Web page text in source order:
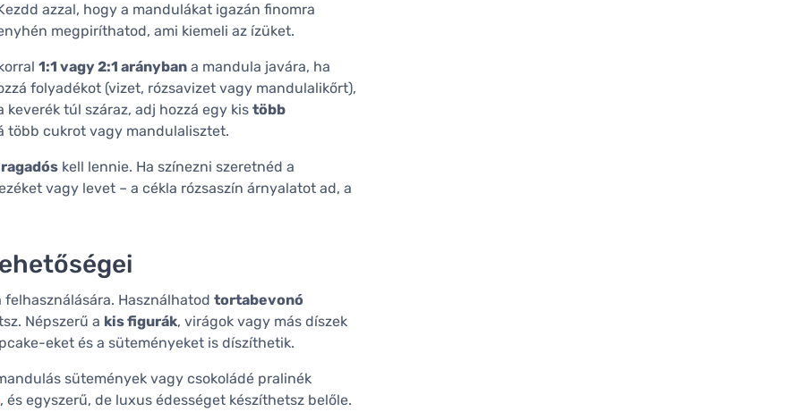
azzal, hogy a mandulákat igazán finomra
megpiríthatod, ami kiemeli az ízüket.
1:1 vagy 2:1 arányban a mandula javára, ha
folyadékot (vizet, rózsavizet vagy mandulalikőrt),
túl száraz, adj hozzá egy kis több
több cukrot vagy mandulalisztet.
kell lennie. Ha színezni szeretnéd a
vagy levet – a cékla rózsaszín árnyalatot ad, a
Használhatod tortabevonó
Népszerű a kis figurák, virágok vagy más díszek
eket és a süteményeket is díszíthetik.
sütemények vagy csokoládé pralinék
, és egyszerű, de luxus édességet készíthetsz belőle.